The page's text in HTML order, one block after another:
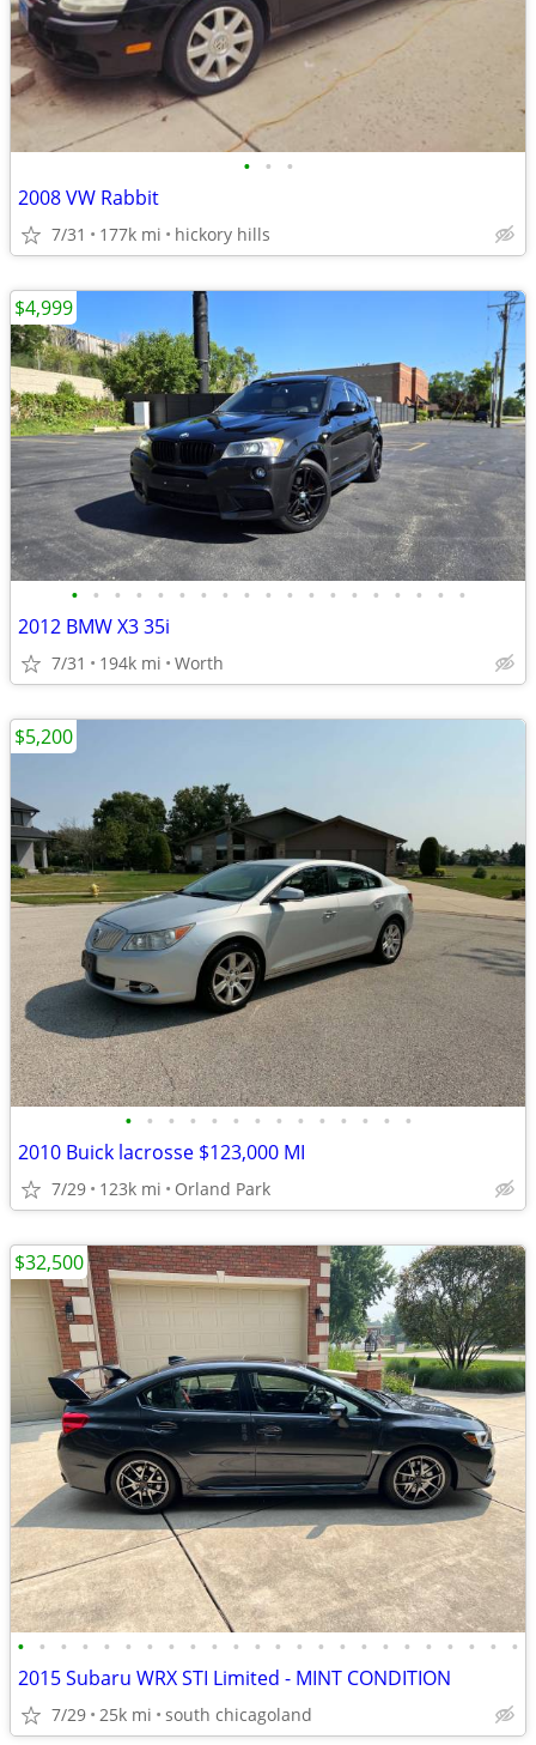
• • •
2008 VW Rabbit
7/31 177k mi hickory hills
• • • • • • • • • • • • • • • • • • •
2012 BMW X3 35i
7/31 194k mi Worth
$4,999
• • • • • • • • • • • • • •
2010 Buick lacrosse $123,000 MI
7/29 123k mi Orland Park
$5,200
• • • • • • • • • • • • • • • • • • • • • • • •
2015 Subaru WRX STI Limited - MINT CONDITION
7/29 25k mi south chicagoland
$32,500